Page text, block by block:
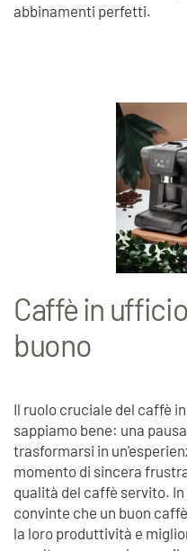
abbinamenti perfetti.
Caffè in
buono
Il ruolo cruciale del caffè
sappiamo bene: una
trasformarsi in
momento di sincera
qualità del caffè servito.
convinte che un buon
la loro produttività e